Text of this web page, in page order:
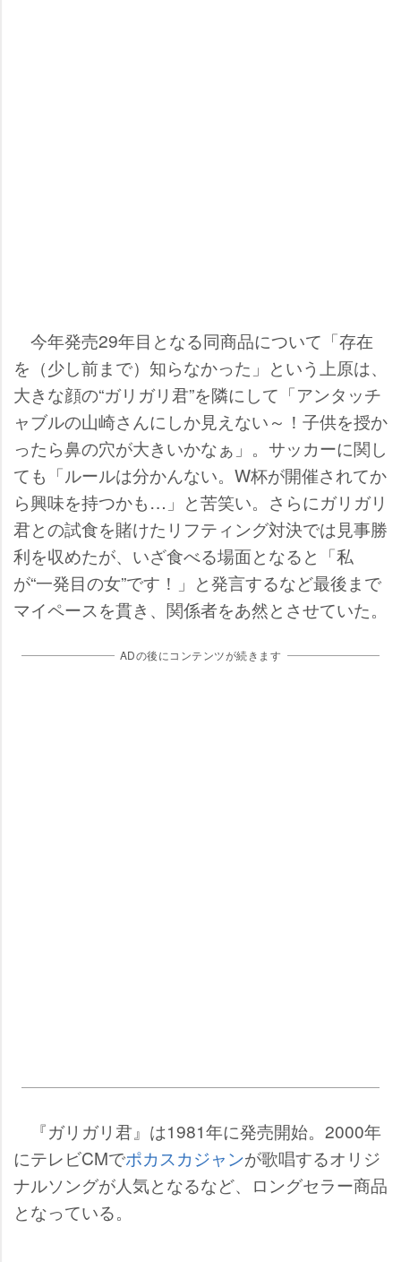
今年発売29年目となる同商品について「存在
を（少し前まで）知らなかった」という上原は、
大きな顔の“ガリガリ君”を隣にして「アンタッチ
ャブルの山崎さんにしか見えない～！子供を授か
ったら鼻の穴が大きいかなぁ」。サッカーに関し
ても「ルールは分かんない。W杯が開催されてか
ら興味を持つかも…」と苦笑い。さらにガリガリ
君との試食を賭けたリフティング対決では見事勝
利を収めたが、いざ食べる場面となると「私
が“一発目の女”です！」と発言するなど最後まで
マイペースを貫き、関係者をあ然とさせていた。
ADの後にコンテンツが続きます
『ガリガリ君』は1981年に発売開始。2000年
にテレビCMでポカスカジャンが歌唱するオリジ
ナルソングが人気となるなど、ロングセラー商品
となっている。